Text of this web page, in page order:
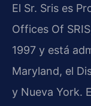
El Sr. Sris es
Offices Of
1997 y está
Maryland, el
y Nueva York.